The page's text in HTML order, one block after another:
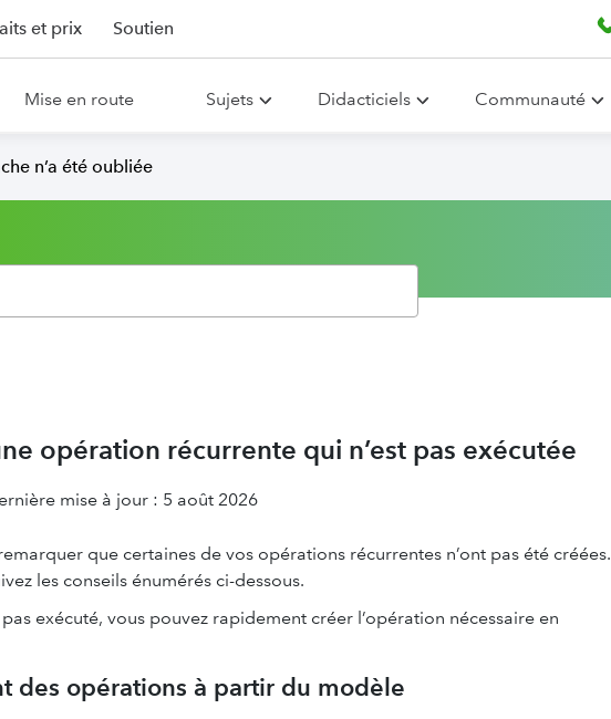
et prix Soutien
Mise en route Sujets Didacticiels Communauté
n’a été oubliée
opération récurrente qui n’est pas exécutée
mise à jour : 5 août 2026
que certaines de vos opérations récurrentes n’ont pas été créées.
les conseils énumérés ci-dessous.
pas exécuté, vous pouvez rapidement créer l’opération nécessaire en
des opérations à partir du modèle